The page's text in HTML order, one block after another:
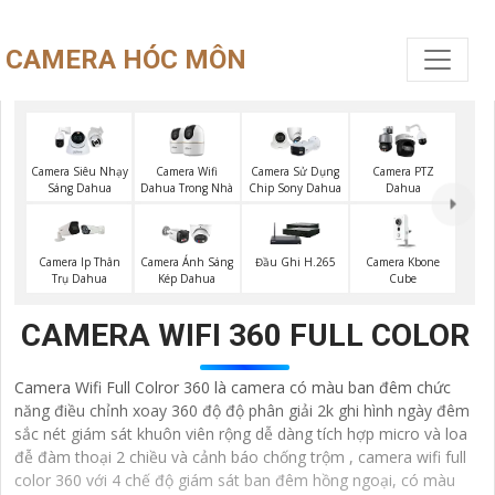
CAMERA HÓC MÔN
Camera Siêu Nhạy
Sáng Dahua
Camera Wifi
Dahua Trong Nhà
Camera Sử Dụng
Chip Sony Dahua
Camera PTZ
Dahua
Camera Ip Thân
Trụ Dahua
Camera Ánh Sáng
Kép Dahua
Đầu Ghi H.265
Camera Kbone
Cube
CAMERA WIFI 360 FULL COLOR
Camera Wifi Full Colror 360 là camera có màu ban đêm chức
năng điều chỉnh xoay 360 độ độ phân giải 2k ghi hình ngày đêm
sắc nét giám sát khuôn viên rộng dễ dàng tích hợp micro và loa
đễ đàm thoại 2 chiều và cảnh báo chống trộm , camera wifi full
color 360 với 4 chế độ giám sát ban đêm hồng ngoại, có màu